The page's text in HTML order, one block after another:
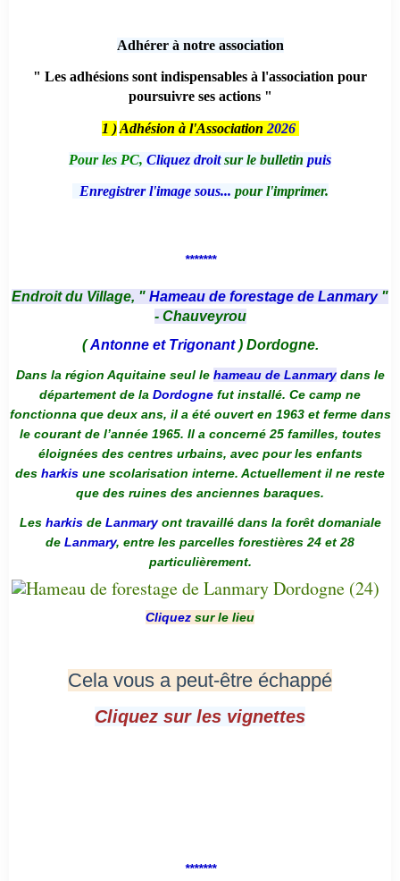
Adhérer à notre association
" Les adhésions sont indispensables à l'association pour
poursuivre ses actions "
1 ) Adhésion à l'Association 2026
Pour les PC, Cliquez droitsur le bulletin puis
Enregistrer l'image sous... pour l'imprimer.
*******
Endroit du Village, " Hameau de forestage de Lanmary "
- Chauveyrou
(Antonne et Trigonant) Dordogne.
Dans la région Aquitaine seul le hameau de Lanmarydans le
département de la Dordogne fut installé. Ce camp ne
fonctionna que deux ans, il a été ouvert en 1963 et ferme dans
le courant de l’année 1965. Il a concerné 25 familles, toutes
éloignées des centres urbains, avec pour les enfants
des harkis une scolarisation interne. Actuellement il ne reste
que des ruines des anciennes baraques.
Les harkis de Lanmaryont travaillé dans la forêt domaniale
de Lanmary, entre les parcelles forestières 24 et 28
particulièrement.
Cliquez sur le lieu
Cela vous a peut-être échappé
Cliquez sur les vignettes
*******